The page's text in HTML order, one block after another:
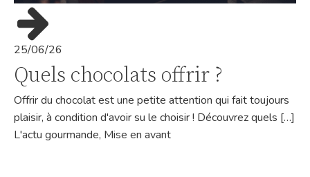
25/06/26
Quels chocolats offrir ?
Offrir du chocolat est une petite attention qui fait toujours
plaisir, à condition d'avoir su le choisir ! Découvrez quels […]
L'actu gourmande, Mise en avant